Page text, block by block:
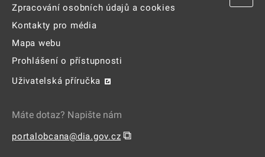
Zpracování osobních údajů a cookies
Kontakty pro média
Mapa webu
Prohlášení o přístupnosti
Uživatelská příručka
Máte dotaz? Napište nám
portalobcana@dia.gov.cz ⧉